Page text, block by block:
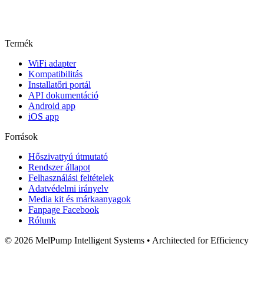
Termék
WiFi adapter
Kompatibilitás
Installatőri portál
API dokumentáció
Android app
iOS app
Források
Hőszivattyú útmutató
Rendszer állapot
Felhasználási feltételek
Adatvédelmi irányelv
Media kit és márkaanyagok
Fanpage Facebook
Rólunk
© 2026 MelPump Intelligent Systems • Architected for Efficiency